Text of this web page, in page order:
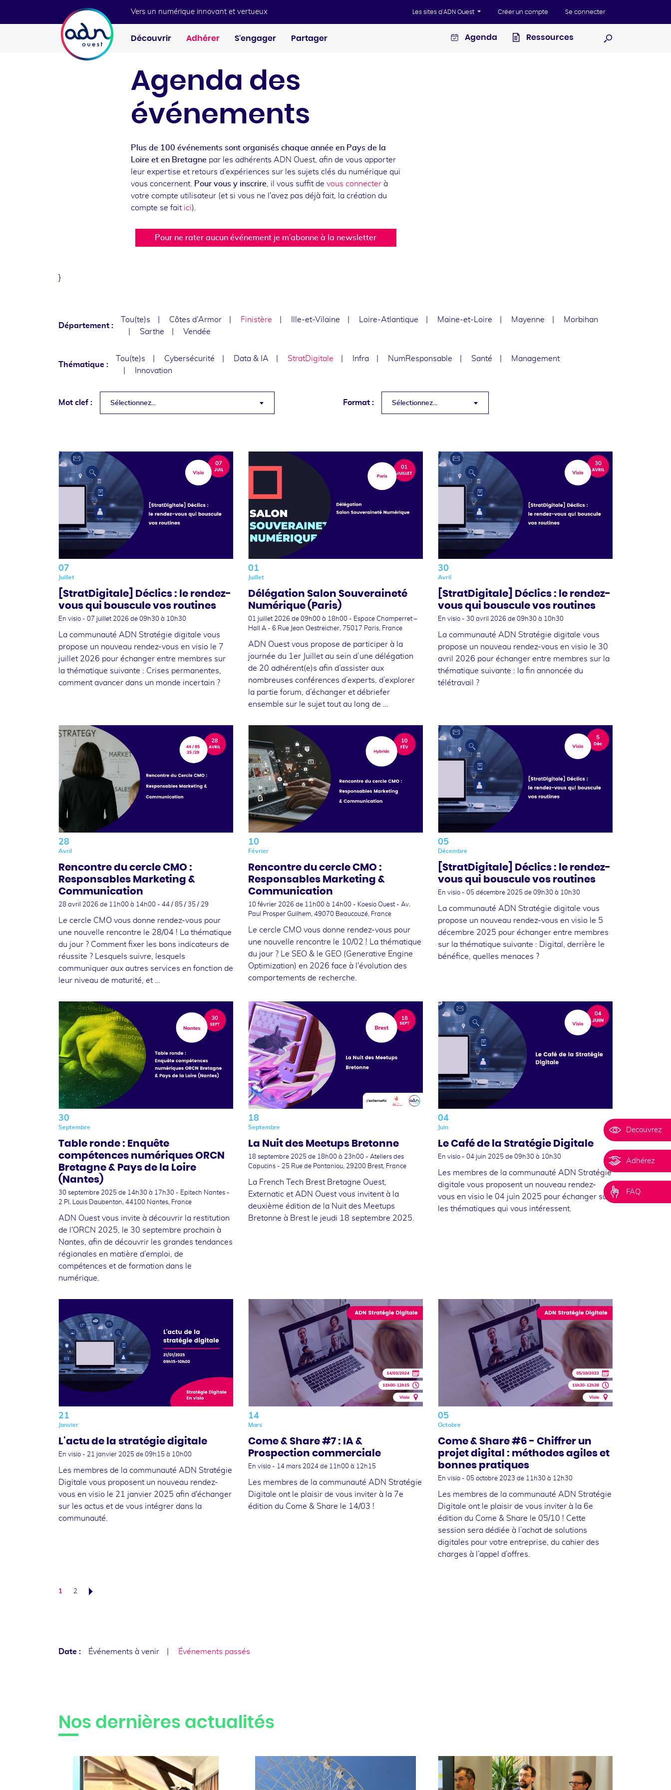
Vers un numérique innovant et vertueux Les sites d'ADN Ouest Créer un compte Se connecter
Découvrir Adhérer S'engager Partager Agenda
Ressources
Agenda des
événements
Plus de 100 événements sont organisés chaque année en Pays de la
Loire et en Bretagne par les adhérents ADN Ouest, afin de vous apporter
leur expertise et retours d’expériences sur les sujets clés du numérique qui
vous concernent. Pour vous y inscrire, il vous suffit de vous connecter à
votre compte utilisateur (et si vous ne l'avez pas déjà fait, la création du
compte se fait ici).
Pour ne rater aucun événement je m’abonne à la newsletter
}
Département :
Tou(te)s Côtes d'Armor Finistère Ille-et-Vilaine Loire-Atlantique Maine-et-Loire Mayenne
Morbihan
Sarthe
Vendée
Thématique :
Tou(te)s Cybersécurité Data & IA StratDigitale Infra NumResponsable Santé
Management
Innovation
Mot clef : Sélectionnez... Format : Sélectionnez...
07
Juillet
[StratDigitale] Déclics : le rendez-
vous qui bouscule vos routines
En visio - 07 juillet 2026 de 09h30 à 10h30
La communauté ADN Stratégie digitale vous
propose un nouveau rendez-vous en visio le 7
juillet 2026 pour échanger entre membres sur
la thématique suivante : Crises permanentes,
comment avancer dans un monde incertain ?
01
Juillet
Délégation Salon Souveraineté
Numérique (Paris)
01 juillet 2026 de 09h00 à 18h00 - Espace Champerret –
Hall A - 6 Rue Jean Oestreicher, 75017 Paris, France
ADN Ouest vous propose de participer à la
journée du 1er Juillet au sein d’une délégation
de 20 adhérent(e)s afin d’assister aux
nombreuses conférences d’experts, d’explorer
la partie forum, d’échanger et débriefer
ensemble sur le sujet tout au long de …
30
Avril
[StratDigitale] Déclics : le rendez-
vous qui bouscule vos routines
En visio - 30 avril 2026 de 09h30 à 10h30
La communauté ADN Stratégie digitale vous
propose un nouveau rendez-vous en visio le 30
avril 2026 pour échanger entre membres sur la
thématique suivante : la fin annoncée du
télétravail ?
28
Avril
Rencontre du cercle CMO :
Responsables Marketing &
Communication
28 avril 2026 de 11h00 à 14h00 - 44 / 85 / 35 / 29
Le cercle CMO vous donne rendez-vous pour
une nouvelle rencontre le 28/04 ! La thématique
du jour ? Comment fixer les bons indicateurs de
réussite ? Lesquels suivre, lesquels
communiquer aux autres services en fonction de
leur niveau de maturité, et …
10
Février
Rencontre du cercle CMO :
Responsables Marketing &
Communication
10 février 2026 de 11h00 à 14h00 - Koesio Ouest - Av.
Paul Prosper Guilhem, 49070 Beaucouzé, France
Le cercle CMO vous donne rendez-vous pour
une nouvelle rencontre le 10/02 ! La thématique
du jour ? Le SEO & le GEO (Generative Engine
Optimization) en 2026 face à l'évolution des
comportements de recherche.
05
Décembre
[StratDigitale] Déclics : le rendez-
vous qui bouscule vos routines
En visio - 05 décembre 2025 de 09h30 à 10h30
La communauté ADN Stratégie digitale vous
propose un nouveau rendez-vous en visio le 5
décembre 2025 pour échanger entre membres
sur la thématique suivante : Digital, derrière le
bénéfice, quelles menaces ?
30
Septembre
Table ronde : Enquête
compétences numériques ORCN
Bretagne & Pays de la Loire
(Nantes)
30 septembre 2025 de 14h30 à 17h30 - Epitech Nantes -
2 Pl. Louis Daubenton, 44100 Nantes, France
ADN Ouest vous invite à découvrir la restitution
de l'ORCN 2025, le 30 septembre prochain à
Nantes, afin de découvrir les grandes tendances
régionales en matière d’emploi, de
compétences et de formation dans le
numérique.
18
Septembre
La Nuit des Meetups Bretonne
18 septembre 2025 de 18h00 à 23h00 - Ateliers des
Capucins - 25 Rue de Pontaniou, 29200 Brest, France
La French Tech Brest Bretagne Ouest,
Externatic et ADN Ouest vous invitent à la
deuxième édition de la Nuit des Meetups
Bretonne à Brest le jeudi 18 septembre 2025.
04
Juin
Le Café de la Stratégie Digitale
En visio - 04 juin 2025 de 09h30 à 10h30
Les membres de la communauté ADN Stratégie
digitale vous proposent un nouveau rendez-
vous en visio le 04 juin 2025 pour échanger sur
les thématiques qui vous intéressent.
21
Janvier
L'actu de la stratégie digitale
En visio - 21 janvier 2025 de 09h15 à 10h00
Les membres de la communauté ADN Stratégie
Digitale vous proposent un nouveau rendez-
vous en visio le 21 janvier 2025 afin d'échanger
sur les actus et de vous intégrer dans la
communauté.
14
Mars
Come & Share #7 : IA &
Prospection commerciale
En visio - 14 mars 2024 de 11h00 à 12h15
Les membres de la communauté ADN Stratégie
Digitale ont le plaisir de vous inviter à la 7e
édition du Come & Share le 14/03 !
05
Octobre
Come & Share #6 - Chiffrer un
projet digital : méthodes agiles et
bonnes pratiques
En visio - 05 octobre 2023 de 11h30 à 12h30
Les membres de la communauté ADN Stratégie
Digitale ont le plaisir de vous inviter à la 6e
édition du Come & Share le 05/10 ! Cette
session sera dédiée à l’achat de solutions
digitales pour votre entreprise, du cahier des
charges à l’appel d’offres.
1 2
Date : Événements à venir Événements passés
Decouvrez
Adhérez
FAQ
Nos dernières actualités